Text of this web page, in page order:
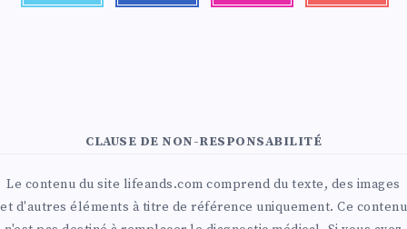
CLAUSE DE NON-RESPONSABILITÉ
Le contenu du site lifeands.com comprend du texte, des images
et d'autres éléments à titre de référence uniquement. Ce contenu